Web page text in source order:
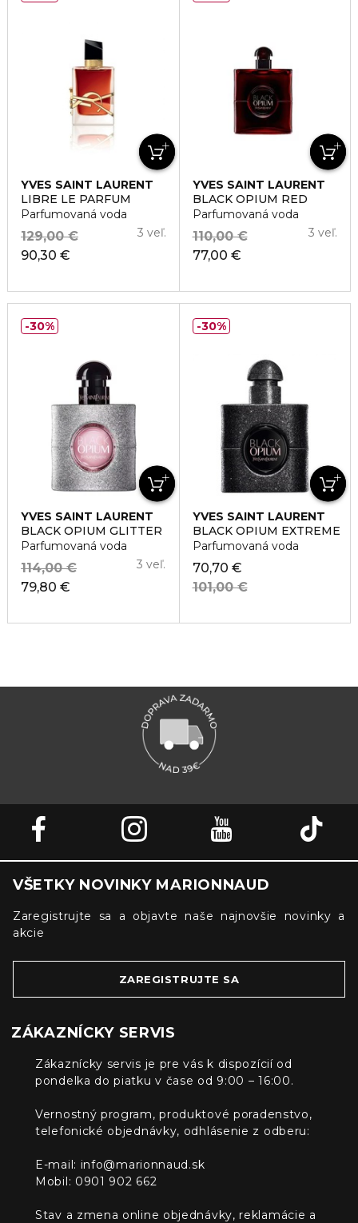
YVES SAINT LAURENT
LIBRE LE PARFUM
Parfumovaná voda
90,30 €
129,00 € 3 veľ.
YVES SAINT LAURENT
BLACK OPIUM RED
Parfumovaná voda
77,00 €
110,00 € 3 veľ.
YVES SAINT LAURENT
BLACK OPIUM GLITTER
Parfumovaná voda
79,80 €
114,00 € 3 veľ.
30%
YVES SAINT LAURENT
BLACK OPIUM EXTREME
Parfumovaná voda
70,70 €
101,00 €
30%
VŠETKY NOVINKY MARIONNAUD
Zaregistrujte sa a objavte naše najnovšie novinky a
akcie
ZAREGISTRUJTE SA
ZÁKAZNÍCKY SERVIS
Zákaznícky servis je pre vás k dispozícií od
pondelka do piatku v čase od 9:00 – 16:00.
Vernostný program, produktové poradenstvo,
telefonické objednávky, odhlásenie z odberu:
E-mail: info@marionnaud.sk
Mobil: 0901 902 662
Stav a zmena online objednávky, reklamácie a